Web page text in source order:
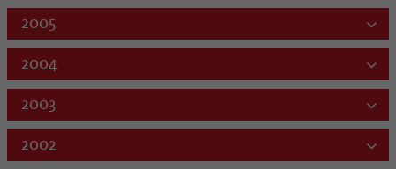
2005
2004
2003
2002